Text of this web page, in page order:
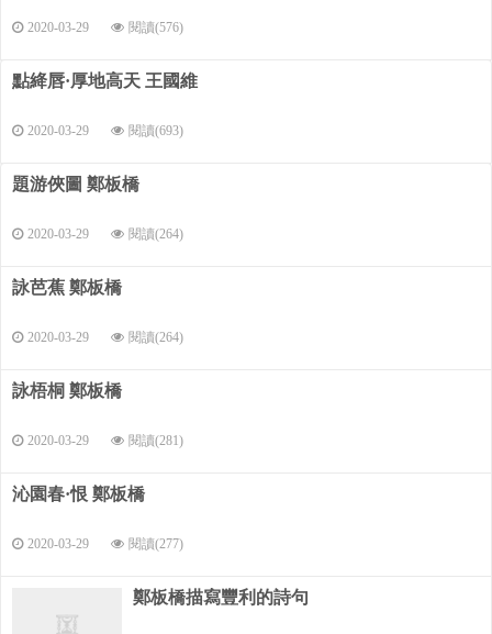
2020-03-29 閱讀(576)
點絳唇·厚地高天 王國維
2020-03-29 閱讀(693)
題游俠圖 鄭板橋
2020-03-29 閱讀(264)
詠芭蕉 鄭板橋
2020-03-29 閱讀(264)
詠梧桐 鄭板橋
2020-03-29 閱讀(281)
沁園春·恨 鄭板橋
2020-03-29 閱讀(277)
鄭板橋描寫豐利的詩句